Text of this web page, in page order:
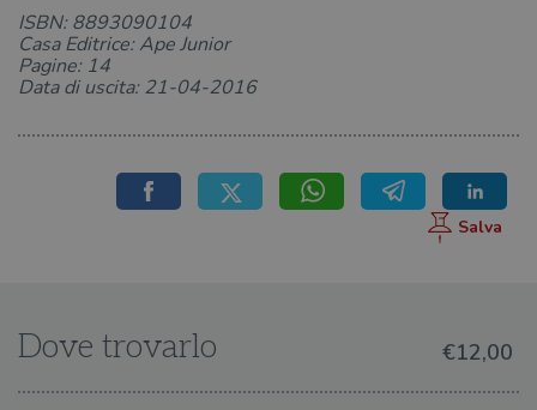
ISBN: 8893090104
Casa Editrice: Ape Junior
Pagine: 14
Data di uscita: 21-04-2016
Dove trovarlo €12,00